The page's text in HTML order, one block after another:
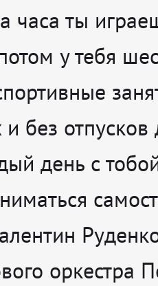
часа ты
у тебя
без отпусков
день с
оркестра